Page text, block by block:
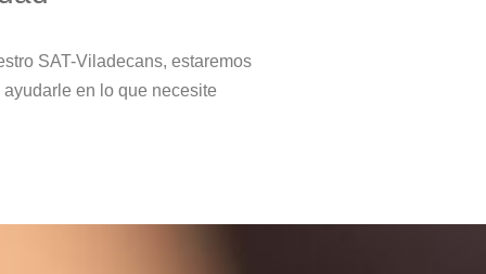
SAT-Viladecans, estaremos
en lo que necesite